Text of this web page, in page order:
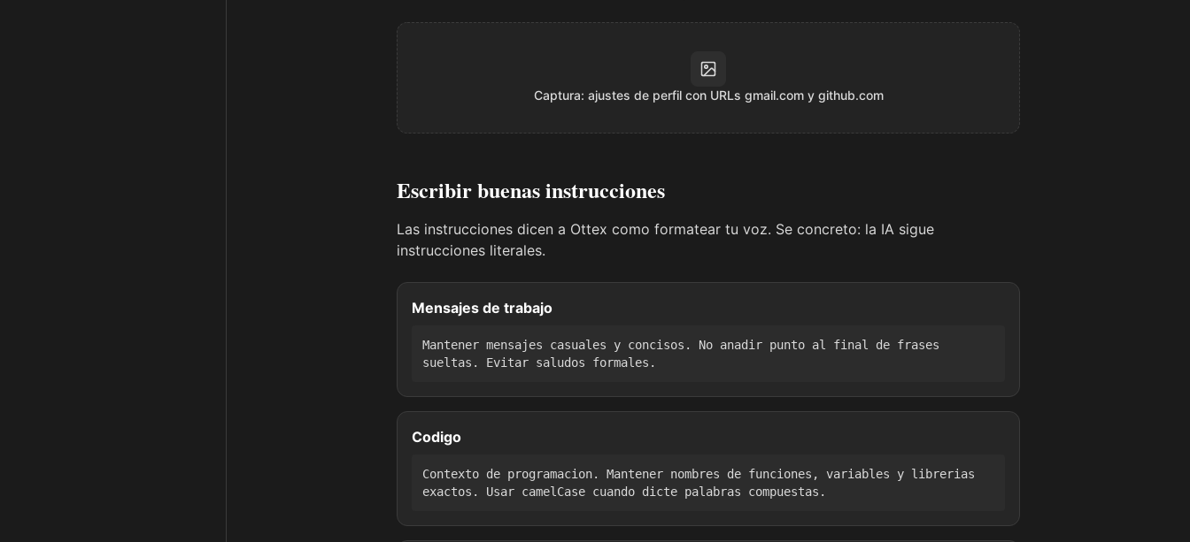
Captura: ajustes de perfil con URLs gmail.com y github.com
Escribir buenas instrucciones
Las instrucciones dicen a Ottex como formatear tu voz. Se concreto: la IA sigue
instrucciones literales.
Mensajes de trabajo
Mantener mensajes casuales y concisos. No anadir punto al final de frases
sueltas. Evitar saludos formales.
Codigo
Contexto de programacion. Mantener nombres de funciones, variables y librerias
exactos. Usar camelCase cuando dicte palabras compuestas.